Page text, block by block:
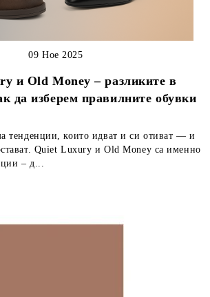
и Old Money – разликите в
да изберем правилните обувки
09 Ное 2025
тенденции, които идват и си отиват — и
Quiet Luxury и Old Money са именно
– д...